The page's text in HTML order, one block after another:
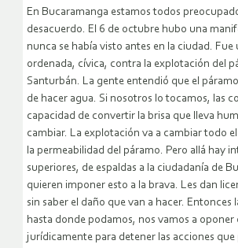
En Bucaramanga estamos todos
desacuerdo. El 6 de octubre hubo una
nunca se había visto antes en la ciudad. Fue
ordenada, cívica, contra la explotación del
Santurbán. La gente entendió que el
de hacer agua. Si nosotros lo tocamos, las
capacidad de convertir la brisa que lleva
cambiar. La explotación va a cambiar todo
la permeabilidad del páramo. Pero allá hay
superiores, de espaldas a la ciudadanía de
quieren imponer esto a la brava. Les dan
sin saber el daño que van a hacer. Entonces
hasta donde podamos, nos vamos a oponer
jurídicamente para detener las acciones que